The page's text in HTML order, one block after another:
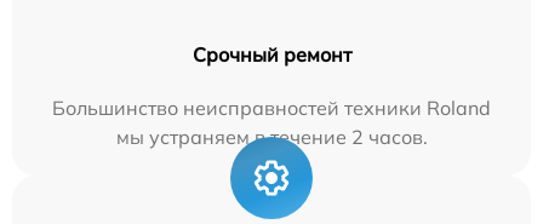
Срочный ремонт
Большинство неисправностей техники Roland
мы устраняем в течение 2 часов.